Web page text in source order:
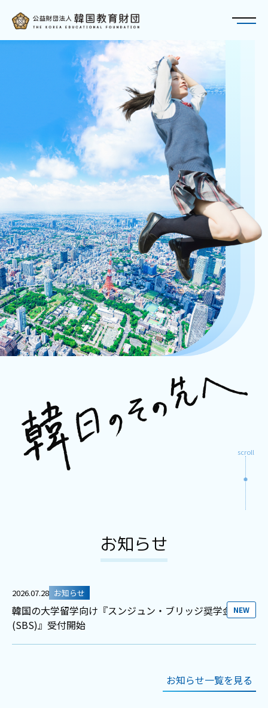
プライバシーポリシー
NEW
お問い合わせ
トップページ
財団について 재단에 대해
概要・アクセス
理事長・役員紹介
財団の歩み
定款
財政現況
特例民法法人への該当性について
奨学金 장학금
韓国教育財団 奨学金のご紹介
冠奨学金 - スンジュン・ブリッジ奨学金(SBS)
教育・研究 교육・연구
在日韓国人教育研究大会
韓国語スピーチ大会
TOPIKフォーラム
韓国学レクチャーシリーズ
K-POPカバーダンス大会
寄附 기부
한국에서 기부를 희망하실 때
寄附をする
エピソード
財団特集 재단특집
活動報告 활동보고
scroll
お知らせ
2026.07.28 お知らせ
韓国の大学留学向け『スンジュン・ブリッジ奨学金
(SBS)』受付開始
NEW
お知らせ一覧を見る